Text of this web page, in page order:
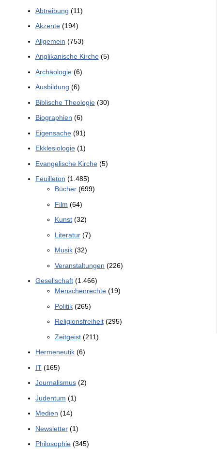
Abtreibung (11)
Akzente(194)
Allgemein (753)
Anglikanische Kirche(5)
Archäologie(6)
Ausbildung (6)
Biblische Theologie(30)
Biographien (6)
Eigensache(91)
Ekklesiologie(1)
Evangelische Kirche(5)
Feuilleton (1.485)
Bücher(699)
Film (64)
Kunst(32)
Literatur(7)
Musik(32)
Veranstaltungen (226)
Gesellschaft(1.466)
Menschenrechte(19)
Politik(265)
Religionsfreiheit(295)
Zeitgeist(211)
Hermeneutik(6)
IT(165)
Journalismus(2)
Judentum (1)
Medien (14)
Newsletter(1)
Philosophie(345)